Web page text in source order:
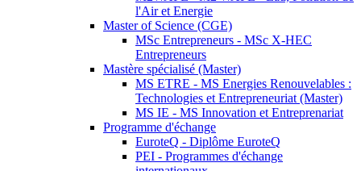
l'Air et Energie
Master of Science (CGE)
MSc Entrepreneurs - MSc X-HEC
Entrepreneurs
Mastère spécialisé (Master)
MS ETRE - MS Energies Renouvelables :
Technologies et Entrepreneuriat (Master)
MS IE - MS Innovation et Entreprenariat
Programme d'échange
EuroteQ - Diplôme EuroteQ
PEI - Programmes d'échange